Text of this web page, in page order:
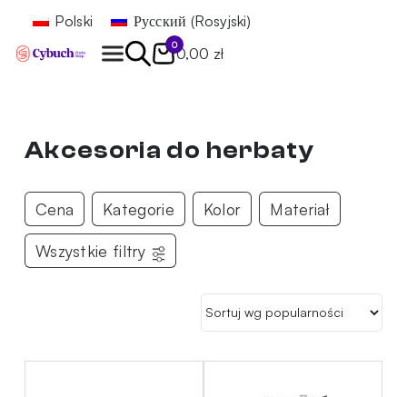
Polski Русский (Rosyjski)
0
0,00 zł
Akcesoria do herbaty
Cena Kategorie Kolor Materiał
Wszystkie filtry